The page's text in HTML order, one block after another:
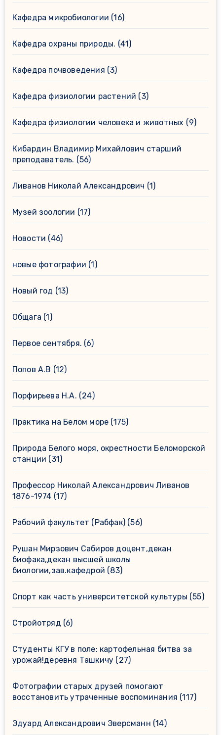
Кафедра микробиологии (16)
Кафедра охраны природы. (41)
Кафедра почвоведения (3)
Кафедра физиологии растений (3)
Кафедра физиологии человека и животных (9)
Кибардин Владимир Михайлович старший
преподаватель. (56)
Ливанов Николай Александрович (1)
Музей зоологии (17)
Новости (46)
новые фотографии (1)
Новый год (13)
Общага (1)
Первое сентября. (6)
Попов А.В (12)
Порфирьева Н.А. (24)
Практика на Белом море (175)
Природа Белого моря, окрестности Беломорской
станции (31)
Профессор Николай Александрович Ливанов
1876-1974 (17)
Рабочий факультет (Рабфак)(56)
Рушан Мирзович Сабиров доцент,декан
биофака,декан высшей школы
биологии,зав.кафедрой (83)
Спорт как часть университетской культуры (55)
Стройотряд (6)
Студенты КГУ в поле: картофельная битва за
урожай!деревня Ташкичу (27)
Фотографии старых друзей помогают
восстановить утраченные воспоминания (117)
Эдуард Александрович Эверсманн (14)